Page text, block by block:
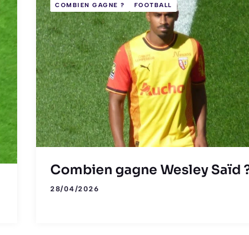
COMBIEN GAGNE ? FOOTBALL
Combien gagne Wesley Saïd
28/04/2026